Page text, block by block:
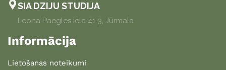
SIA DZIJU STUDIJA
Leona Paegles iela 41-3, Jūrmala
Informācija
Lietošanas noteikumi